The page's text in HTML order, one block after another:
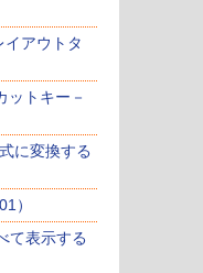
アウトタ
ットキー－
に変換する
）
て表示する